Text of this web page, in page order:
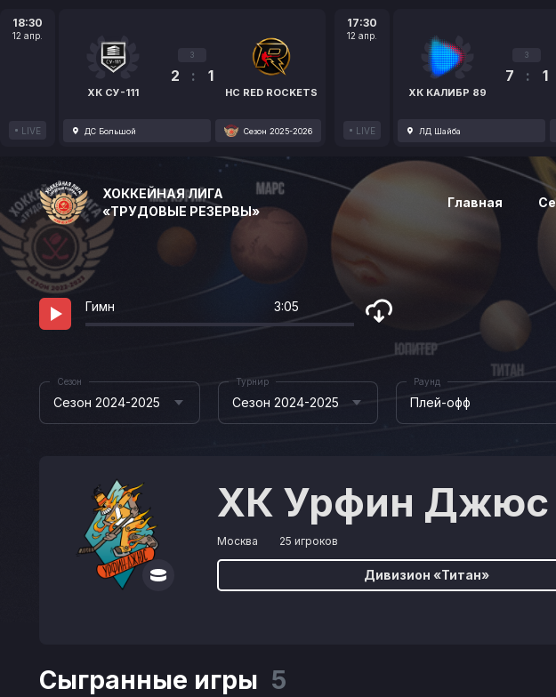
18:30
12 апр.
LIVE
ХК СУ-111
3
2 : 1
HC RED ROCKETS
ДС Большой Сезон 2025-2026
17:30
12 апр.
LIVE
ХК КАЛИБР 89
3
7 : 1
ЛД Шайба
ХОККЕЙНАЯ ЛИГА
«ТРУДОВЫЕ РЕЗЕРВЫ»
Главная
Гимн 3:05
Сезон 2024-2025
Сезон
Сезон 2024-2025
Турнир
Плей-офф
Раунд
ХК Урфин Джюс
Москва 25 игроков
Дивизион «Титан»
Сыгранные игры 5